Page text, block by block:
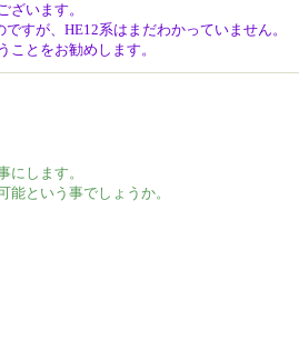
ざいます。
すが、HE12系はまだわかっていません。
ことをお勧めします。
にします。
能という事でしょうか。